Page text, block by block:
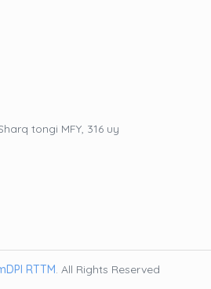
tongi MFY, 316 uy
RTTM. All Rights Reserved